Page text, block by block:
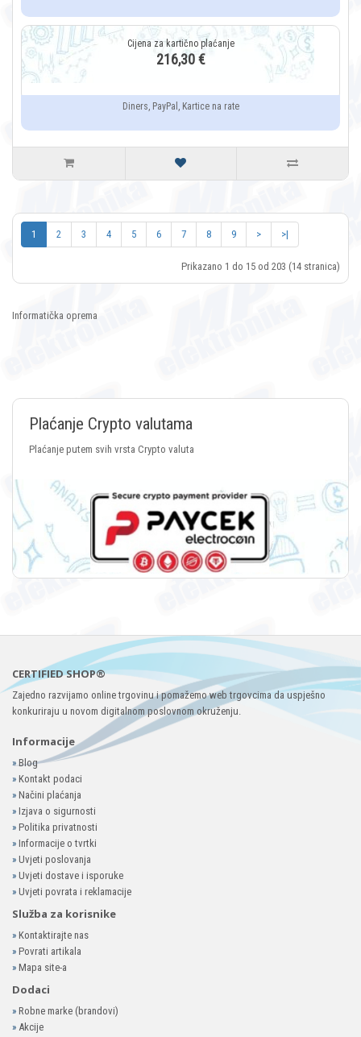
216,30 €
Diners, PayPal, Kartice na rate
1 2 3 4 5 6 7 8 9 > >|
Prikazano 1 do 15 od 203 (14 stranica)
Informatička oprema
Plaćanje Crypto valutama
Plaćanje putem svih vrsta Crypto valuta
CERTIFIED SHOP®
Zajedno razvijamo online trgovinu i pomažemo web trgovcima da uspješno
konkuriraju u novom digitalnom poslovnom okruženju.
Informacije
»Blog
» Kontakt podaci
» Načini plaćanja
» Izjava o sigurnosti
» Politika privatnosti
» Informacije o tvrtki
» Uvjeti poslovanja
» Uvjeti dostave i isporuke
» Uvjeti povrata i reklamacije
Služba za korisnike
» Kontaktirajte nas
» Povrati artikala
» Mapa site-a
Dodaci
» Robne marke (brandovi)
» Akcije